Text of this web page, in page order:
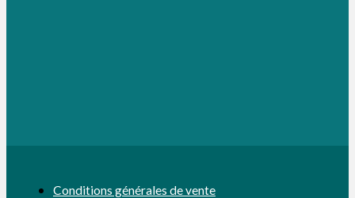
Conditions générales de vente